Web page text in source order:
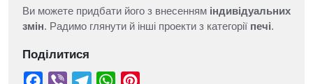
Ви можете придбати його з внесенням індивідуальних
змін. Радимо глянути й інші проекти з категорії печі.
Поділитися